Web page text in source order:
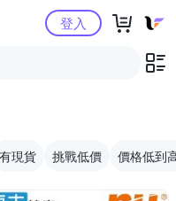
購物中心登入
有現貨 挑戰低價 價格低到